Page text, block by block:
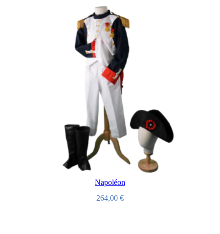
Napoléon
264,00 €